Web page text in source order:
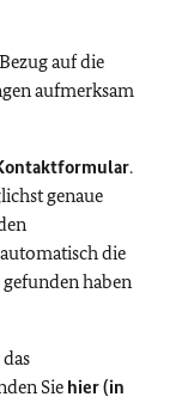
auf die
aufmerksam
.
genaue
die
gefunden haben
Sie hier (in